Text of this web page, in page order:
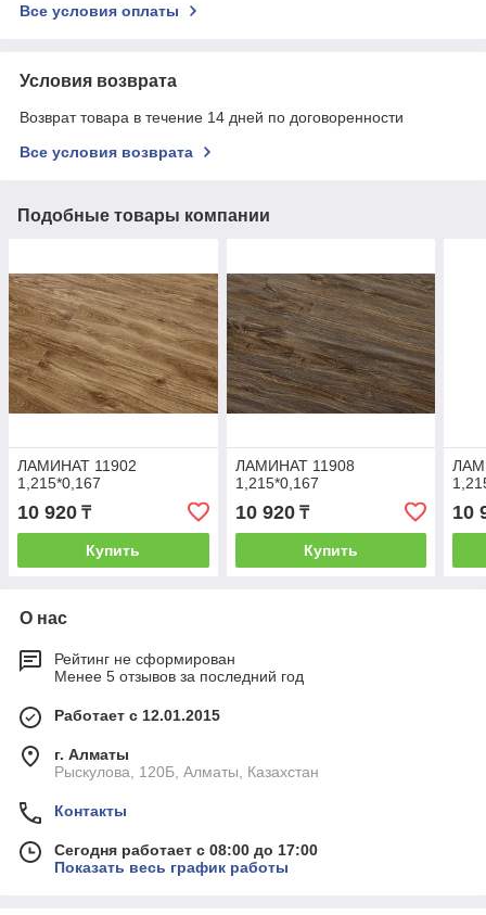
Все условия оплаты
Условия возврата
Возврат товара в течение 14 дней по договоренности
Все условия возврата
Подобные товары компании
ЛАМИНАТ 11902
1,215*0,167
10 920 ₸
Купить
ЛАМИНАТ 11908
1,215*0,167
10 920₸
Купить
10
О нас
Рейтинг не сформирован
Менее 5 отзывов за последний год
Работает с 12.01.2015
г. Алматы
Рыскулова, 120Б, Алматы, Казахстан
Контакты
Сегодня работает с 08:00 до 17:00
Показать весь график работы